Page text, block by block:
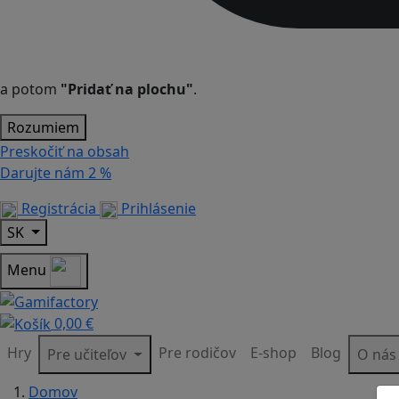
a potom "Pridať na plochu".
Rozumiem
Preskočiť na obsah
Darujte nám 2 %
Registrácia
Prihlásenie
SK
Menu
0,00 €
Hry
Pre učiteľov Pre rodičov E-shop Blog
O nás
Domov